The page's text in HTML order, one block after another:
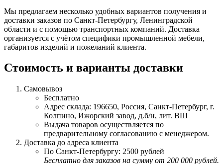
Мы предлагаем несколько удобных вариантов получения и
доставки заказов по Санкт-Петербургу, Ленинградской
области и с помощью транспортных компаний. Доставка
организуется с учётом специфики промышленной мебели,
габаритов изделий и пожеланий клиента.
Стоимость и варианты доставки
Самовывоз
Бесплатно
Адрес склада: 196650, Россия, Санкт-Петербург, г.
Колпино, Ижорский завод, д.б/н, лит. ВШ
Выдача товаров осуществляется по
предварительному согласованию с менеджером.
Доставка до адреса клиента
По Санкт-Петербургу: 2500 рублей
Бесплатно для заказов на сумму от 200 000 рублей.